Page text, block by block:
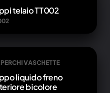
telaio TT002
VASCHETTE
liquido freno
bicolore